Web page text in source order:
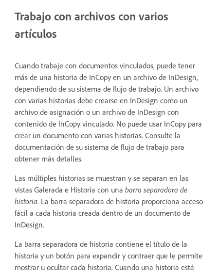
Trabajo con archivos con varios
artículos
Cuando trabaje con documentos vinculados, puede tener
más de una historia de InCopy en un archivo de InDesign,
dependiendo de su sistema de flujo de trabajo. Un archivo
con varias historias debe crearse en InDesign como un
archivo de asignación o un archivo de InDesign con
contenido de InCopy vinculado. No puede usar InCopy para
crear un documento con varias historias. Consulte la
documentación de su sistema de flujo de trabajo para
obtener más detalles.
Las múltiples historias se muestran y se separan en las
vistas Galerada e Historia con una barra separadora de
historia. La barra separadora de historia proporciona acceso
fácil a cada historia creada dentro de un documento de
InDesign.
La barra separadora de historia contiene el título de la
historia y un botón para expandir y contraer que le permite
mostrar u ocultar cada historia. Cuando una historia está